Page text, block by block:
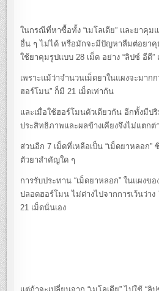
ในกรณีที่หาซื้อทั้ง “เมโลเดีย” และยาคุม
อื่น ๆ ไม่ได้ หรือมักจะมีปัญหาลืมต่อยา
ใช้ยาคุมรูปแบบ 28 เม็ด อย่าง “ลิปซ์ อีดี
เพราะแม้ว่าจำนวนเม็ดยาในแผงจะมาก
ฮอร์โมน” ก็มี 21 เม็ดเท่ากัน
และเมื่อใช้ฮอร์โมนตัวเดียวกัน อีกทั้งมีป
ประสิทธิภาพและผลข้างเคียงจึงไม่แตกต่
ส่วนอีก 7 เม็ดที่เหลือเป็น “เม็ดยาหลอก”
ตัวยาสำคัญใด ๆ
การรับประทาน “เม็ดยาหลอก” ในแผงขอ
ปลอดฮอร์โมน ไม่ต่างไปจากการเว้นว่าง
21 เม็ดนั่นเอง